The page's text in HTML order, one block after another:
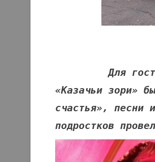
Для гостей
«Казачьи зори»
счастья», песни
подростков